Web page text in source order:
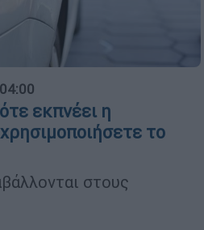
εκπνέει η
το
στους